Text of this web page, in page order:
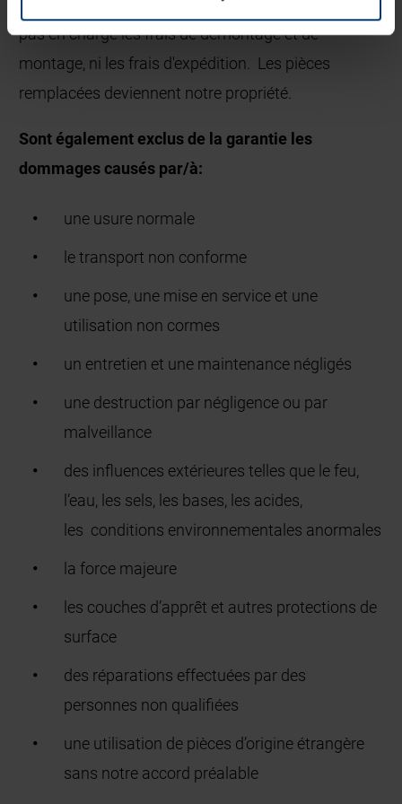
à compenser une moins-value. Nous ne prenons
pas en charge les frais de démontage et de
montage, ni les frais d'expédition. Les pièces
remplacées deviennent notre propriété.
Sont également exclus de la garantie les
dommages causés par/à:
une usure normale
le transport non conforme
une pose, une mise en service et une
utilisation non cormes
un entretien et une maintenance négligés
une destruction par négligence ou par
malveillance
des influences extérieures telles que le feu,
l’eau, les sels, les bases, les acides,
les conditions environnementales anormales
la force majeure
les couches d’apprêt et autres protections de
surface
des réparations effectuées par des
personnes non qualifiées
une utilisation de pièces d’origine étrangère
sans notre accord préalable